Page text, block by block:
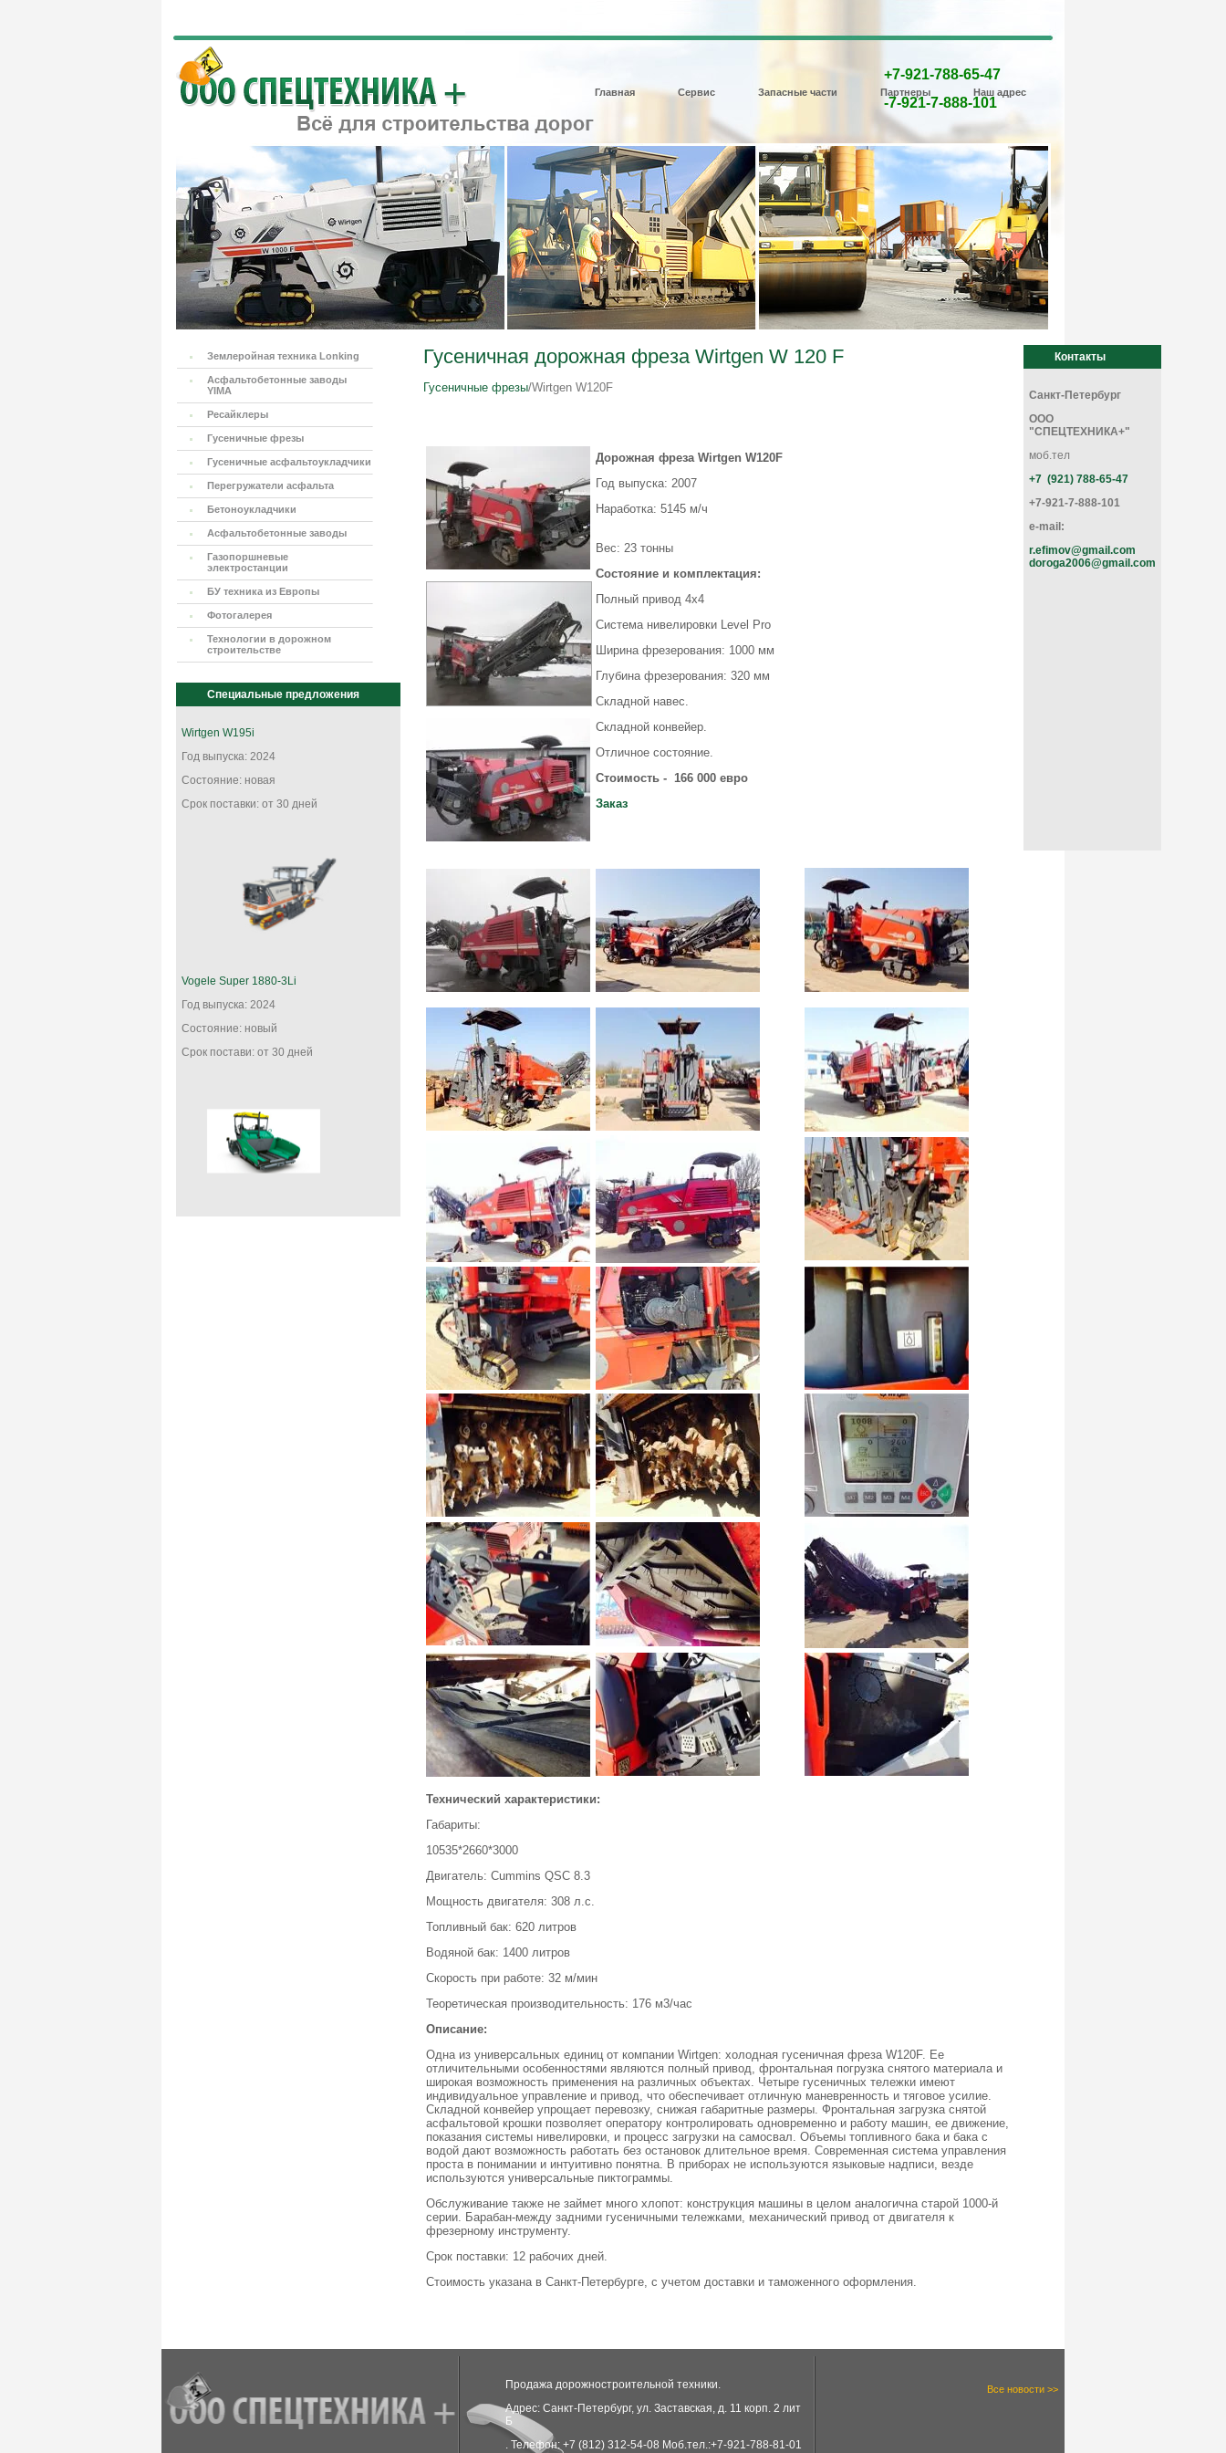
+7-921-788-65-47
-7-921-7-888-101
Главная Сервис Запасные части Партнеры Наш адрес
Землеройная техника Lonking
Асфальтобетонные заводы
YIMA
Ресайклеры
Гусеничные фрезы
Гусеничные асфальтоукладчики
Перегружатели асфальта
Бетоноукладчики
Асфальтобетонные заводы
Газопоршневые
электростанции
БУ техника из Европы
Фотогалерея
Технологии в дорожном
строительстве
Специальные предложения
Wirtgen W195i
Год выпуска: 2024
Состояние: новая
Срок поставки: от 30 дней
Vogele Super 1880-3Li
Год выпуска: 2024
Состояние: новый
Срок постави: от 30 дней
Гусеничная дорожная фреза Wirtgen W 120 F
Гусеничные фрезы/Wirtgen W120F
Дорожная фреза Wirtgen W120F
Год выпуска: 2007
Наработка: 5145 м/ч
Вес: 23 тонны
Состояние и комплектация:
Полный привод 4х4
Система нивелировки Level Pro
Ширина фрезерования: 1000 мм
Глубина фрезерования: 320 мм
Складной навес.
Складной конвейер.
Отличное состояние.
Стоимость - 166 000 евро
Заказ
Технический характеристики:
Габариты:
10535*2660*3000
Двигатель: Cummins QSC 8.3
Мощность двигателя: 308 л.с.
Топливный бак: 620 литров
Водяной бак: 1400 литров
Скорость при работе: 32 м/мин
Теоретическая производительность: 176 м3/час
Описание:
Одна из универсальных единиц от компании Wirtgen: холодная гусеничная фреза W120F. Ее
отличительными особенностями являются полный привод, фронтальная погрузка снятого материала и
широкая возможность применения на различных объектах. Четыре гусеничных тележки имеют
индивидуальное управление и привод, что обеспечивает отличную маневренность и тяговое усилие.
Складной конвейер упрощает перевозку, снижая габаритные размеры. Фронтальная загрузка снятой
асфальтовой крошки позволяет оператору контролировать одновременно и работу машин, ее движение,
показания системы нивелировки, и процесс загрузки на самосвал. Объемы топливного бака и бака с
водой дают возможность работать без остановок длительное время. Современная система управления
проста в понимании и интуитивно понятна. В приборах не используются языковые надписи, везде
используются универсальные пиктограммы.
Обслуживание также не займет много хлопот: конструкция машины в целом аналогична старой 1000-й
серии. Барабан-между задними гусеничными тележками, механический привод от двигателя к
фрезерному инструменту.
Срок поставки: 12 рабочих дней.
Стоимость указана в Санкт-Петербурге, с учетом доставки и таможенного оформления.
Контакты
Санкт-Петербург
ООО
"СПЕЦТЕХНИКА+"
моб.тел
+7 (921) 788-65-47
+7-921-7-888-101
e-mail:
r.efimov@gmail.com
doroga2006@gmail.com
Продажа дорожностроительной техники.
Адрес: Санкт-Петербург, ул. Заставская, д. 11 корп. 2 лит
Б
. Телефон: +7 (812) 312-54-08 Моб.тел.:+7-921-788-81-01
Все новости >>